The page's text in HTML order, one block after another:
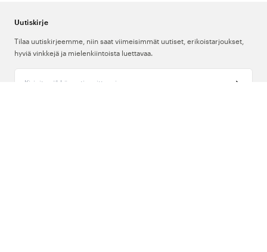
Uutiskirje
Tilaa uutiskirjeemme, niin saat viimeisimmät uutiset, erikoistarjoukset,
hyviä vinkkejä ja mielenkiintoista luettavaa.